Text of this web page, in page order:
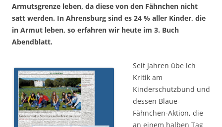
Armutsgrenze leben, da diese von den Fähnchen nicht
satt werden. In Ahrensburg sind es 24 % aller Kinder, die
in Armut leben, so erfahren wir heute im 3. Buch
Abendblatt.
Seit Jahren übe ich
Kritik am
Kinderschutzbund und
dessen Blaue-
Fähnchen-Aktion, die
an einem halben Tag